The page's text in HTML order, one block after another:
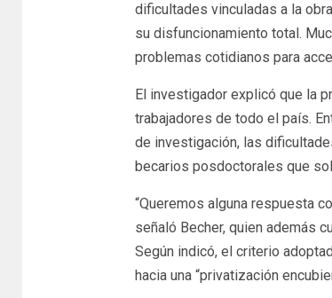
dificultades vinculadas a la
su disfuncionamiento total.
problemas cotidianos para
El investigador explicó que la
trabajadores de todo el país.
de investigación, las
becarios posdoctorales que
“Queremos alguna respuesta
señaló Becher, quien además
Según indicó, el criterio
hacia una “privatización